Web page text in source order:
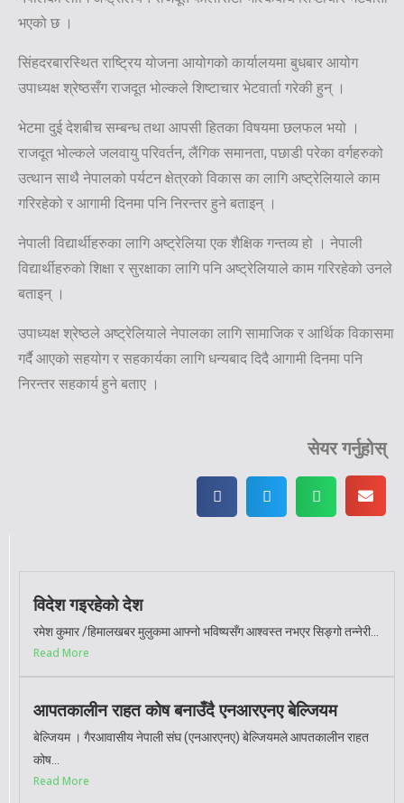
भएको छ ।
सिंहदरबारस्थित राष्ट्रिय योजना आयोगको कार्यालयमा बुधबार आयोग
उपाध्यक्ष श्रेष्ठसँग राजदूत भोल्कले शिष्टाचार भेटवार्ता गरेकी हुन् ।
भेटमा दुई देशबीच सम्बन्ध तथा आपसी हितका विषयमा छलफल भयो ।
राजदूत भोल्कले जलवायु परिवर्तन, लैंगिक समानता, पछाडी परेका वर्गहरुको
उत्थान साथै नेपालको पर्यटन क्षेत्रको विकास का लागि अष्ट्रेलियाले काम
गरिरहेको र आगामी दिनमा पनि निरन्तर हुने बताइन् ।
नेपाली विद्यार्थीहरुका लागि अष्ट्रेलिया एक शैक्षिक गन्तव्य हो । नेपाली
विद्यार्थीहरुको शिक्षा र सुरक्षाका लागि पनि अष्ट्रेलियाले काम गरिरहेको उनले
बताइन् ।
उपाध्यक्ष श्रेष्ठले अष्ट्रेलियाले नेपालका लागि सामाजिक र आर्थिक विकासमा
गर्दै आएको सहयोग र सहकार्यका लागि धन्यबाद दिदै आगामी दिनमा पनि
निरन्तर सहकार्य हुने बताए ।
सेयर गर्नुहोस्
विदेश गइरहेको देश
रमेश कुमार /हिमालखबर मुलुकमा आफ्नो भविष्यसँग आश्वस्त नभएर सिङ्गो तन्नेरी...
Read More
आपतकालीन राहत कोष बनाउँदै एनआरएनए बेल्जियम
बेल्जियम । गैरआवासीय नेपाली संघ (एनआरएनए) बेल्जियमले आपतकालीन राहत
कोष...
Read More